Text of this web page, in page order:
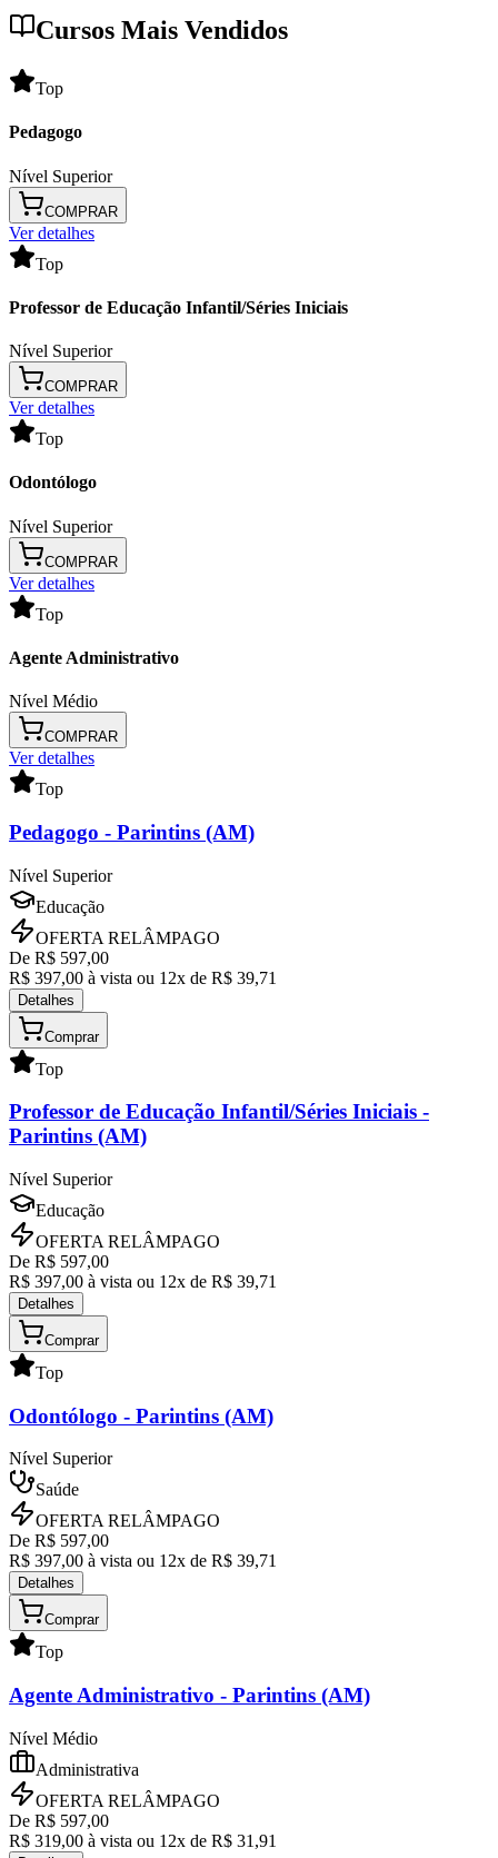
Cursos Mais Vendidos
Top
Pedagogo
Nível Superior
COMPRAR
Ver detalhes
Top
Professor de Educação Infantil/Séries Iniciais
Nível Superior
COMPRAR
Ver detalhes
Top
Odontólogo
Nível Superior
COMPRAR
Ver detalhes
Top
Agente Administrativo
Nível Médio
COMPRAR
Ver detalhes
Top
Pedagogo - Parintins (AM)
Nível Superior
Educação
OFERTA RELÂMPAGO
De R$ 597,00
R$ 397,00 à vista ou 12x de R$ 39,71
Detalhes
Comprar
Top
Professor de Educação Infantil/Séries Iniciais -
Parintins (AM)
Nível Superior
Educação
OFERTA RELÂMPAGO
De R$ 597,00
R$ 397,00 à vista ou 12x de R$ 39,71
Detalhes
Comprar
Top
Odontólogo - Parintins (AM)
Nível Superior
Saúde
OFERTA RELÂMPAGO
De R$ 597,00
R$ 397,00 à vista ou 12x de R$ 39,71
Detalhes
Comprar
Top
Agente Administrativo - Parintins (AM)
Nível Médio
Administrativa
OFERTA RELÂMPAGO
De R$ 597,00
R$ 319,00 à vista ou 12x de R$ 31,91